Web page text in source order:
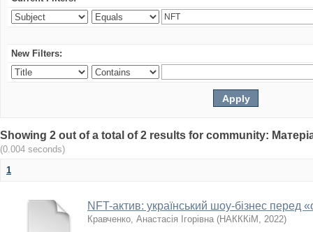
New Filters:
Showing 2 out of a total of 2 results for community:
(0.004 seconds)
1
NFT-актив: український шоу-бізнес перед
Кравченко, Анастасія Ігорівна (НАКККіМ , 2022)